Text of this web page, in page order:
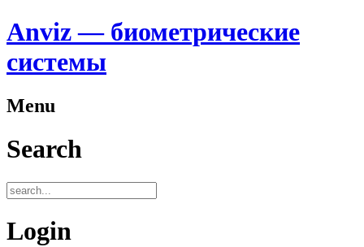
Anviz — биометрические
системы
Menu
Search
Login